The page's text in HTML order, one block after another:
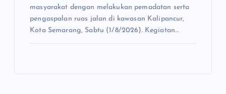
masyarakat dengan melakukan pemadatan serta
pengaspalan ruas jalan di kawasan Kalipancur,
Kota Semarang, Sabtu (1/8/2026). Kegiatan…